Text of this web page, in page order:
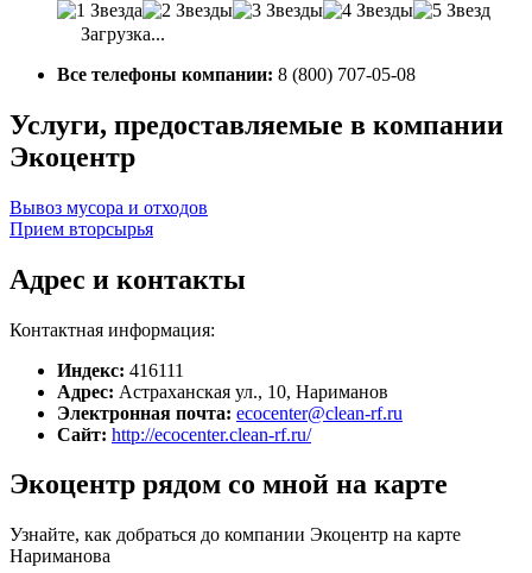
Загрузка...
Все телефоны компании: 8 (800) 707-05-08
Услуги, предоставляемые в компании
Экоцентр
Вывоз мусора и отходов
Прием вторсырья
Адрес и контакты
Контактная информация:
Индекс: 416111
Адрес: Астраханская ул., 10, Нариманов
Электронная почта: ecocenter@clean-rf.ru
Сайт: http://ecocenter.clean-rf.ru/
Экоцентр рядом со мной на карте
Узнайте, как добраться до компании Экоцентр на карте
Нариманова